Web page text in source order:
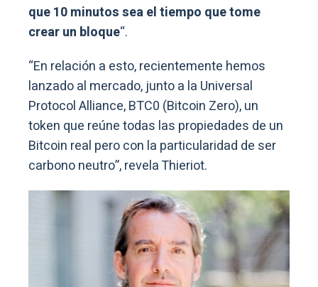
que 10 minutos sea el tiempo que tome
crear un bloque“.
“En relación a esto, recientemente hemos
lanzado al mercado, junto a la Universal
Protocol Alliance, BTC0 (Bitcoin Zero), un
token que reúne todas las propiedades de un
Bitcoin real pero con la particularidad de ser
carbono neutro”, revela Thieriot.